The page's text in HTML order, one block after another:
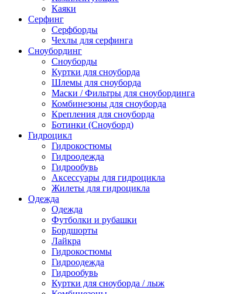
Каяки
Серфинг
Серфборды
Чехлы для серфинга
Сноубординг
Сноуборды
Куртки для сноуборда
Шлемы для сноуборда
Маски / Фильтры для сноубординга
Комбинезоны для сноуборда
Крепления для сноуборда
Ботинки (Сноуборд)
Гидроцикл
Гидрокостюмы
Гидроодежда
Гидрообувь
Аксессуары для гидроцикла
Жилеты для гидроцикла
Одежда
Одежда
Футболки и рубашки
Бордшорты
Лайкра
Гидрокостюмы
Гидроодежда
Гидрообувь
Куртки для сноуборда / лыж